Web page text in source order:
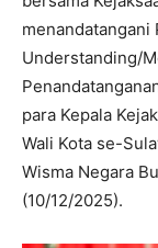
menandatangani
Understanding/
para Kepala
Wali Kota se-
Wisma Negara
(10/12/2025).